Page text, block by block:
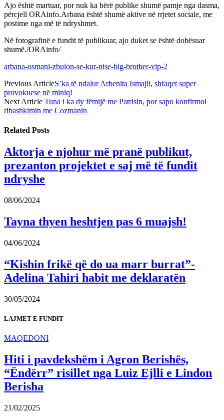
Ajo është martuar, por nuk ka bërë publike shumë pamje nga dasma,
përcjell ORAinfo.Arbana është shumë aktive në rrjetet sociale, me
postime nga më të ndryshmet.
Në fotografinë e fundit të publikuar, ajo duket se është dobësuar
shumë./ORAinfo/
arbana-osmani-zbulon-se-kur-nise-big-brother-vip-2
Previous ArticleS’ka të ndalur Arbenita Ismajli, shfaqet super
provokuese në miniq!
Next Article Tuna i ka dy fëmijë me Patrisin, por sapo konfirmoi
ribashkimin me Cozmanin
Related Posts
Aktorja e njohur më pranë publikut,
prezanton projektet e saj më të fundit
ndryshe
08/06/2024
Tayna thyen heshtjen pas 6 muajsh!
04/06/2024
“Kishin frikë që do ua marr burrat”-
Adelina Tahiri habit me deklaratën
30/05/2024
LAJMET E FUNDIT
MAQEDONI
Hiti i pavdekshëm i Agron Berishës,
“Ëndërr” risillet nga Luiz Ejlli e Lindon
Berisha
21/02/2025